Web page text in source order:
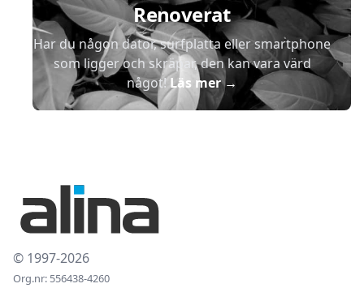
Renoverat
Har du någon dator, surfplatta eller smartphone
som ligger och skräpar, den kan vara värd
något!Läs mer→
© 1997-2026
Org.nr: 556438-4260